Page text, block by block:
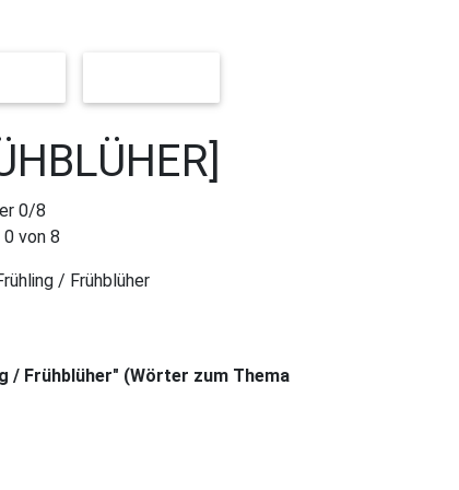
0 von 8
/ Frühblüher
/ Frühblüher" (Wörter zum Thema